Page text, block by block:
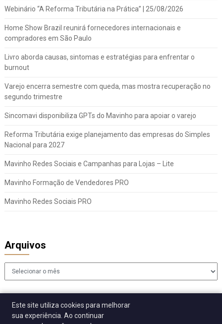
Webinário “A Reforma Tributária na Prática” | 25/08/2026
Home Show Brazil reunirá fornecedores internacionais e
compradores em São Paulo
Livro aborda causas, sintomas e estratégias para enfrentar o
burnout
Varejo encerra semestre com queda, mas mostra recuperação no
segundo trimestre
Sincomavi disponibiliza GPTs do Mavinho para apoiar o varejo
Reforma Tributária exige planejamento das empresas do Simples
Nacional para 2027
Mavinho Redes Sociais e Campanhas para Lojas – Lite
Mavinho Formação de Vendedores PRO
Mavinho Redes Sociais PRO
Arquivos
Arquivos
Este site utiliza cookies para melhorar
sua experiência. Ao continuar